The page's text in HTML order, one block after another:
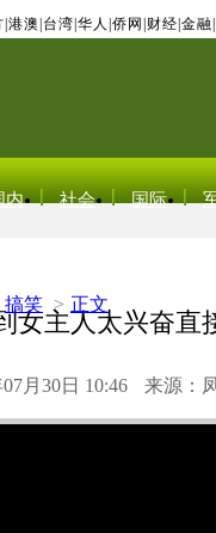
港澳 台湾 华人 侨网 财经 金融
内 社会 国际
搞笑 > 正文
女主人太兴奋直
月30日 10:46 来源：